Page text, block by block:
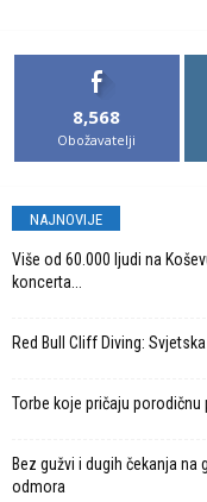
8,568
Obožavatelji
NAJNOVIJE
Više od 60.000 ljudi na
koncerta...
Red Bull Cliff Diving:
Torbe koje pričaju porodičnu
Bez gužvi i dugih čekanja
odmora